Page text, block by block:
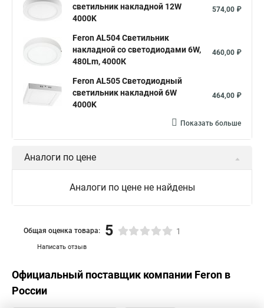
светильник накладной 12W
4000K
574,00 ₽
Feron AL504 Светильник
накладной со светодиодами 6W,
480Lm, 4000К
460,00 ₽
Feron AL505 Светодиодный
светильник накладной 6W
4000K
464,00 ₽
Показать больше
Аналоги по цене
Аналоги по цене не найдены
Написать отзыв
Общая оценка товара: 5 1
Официальный поставщик компании Feron в
России